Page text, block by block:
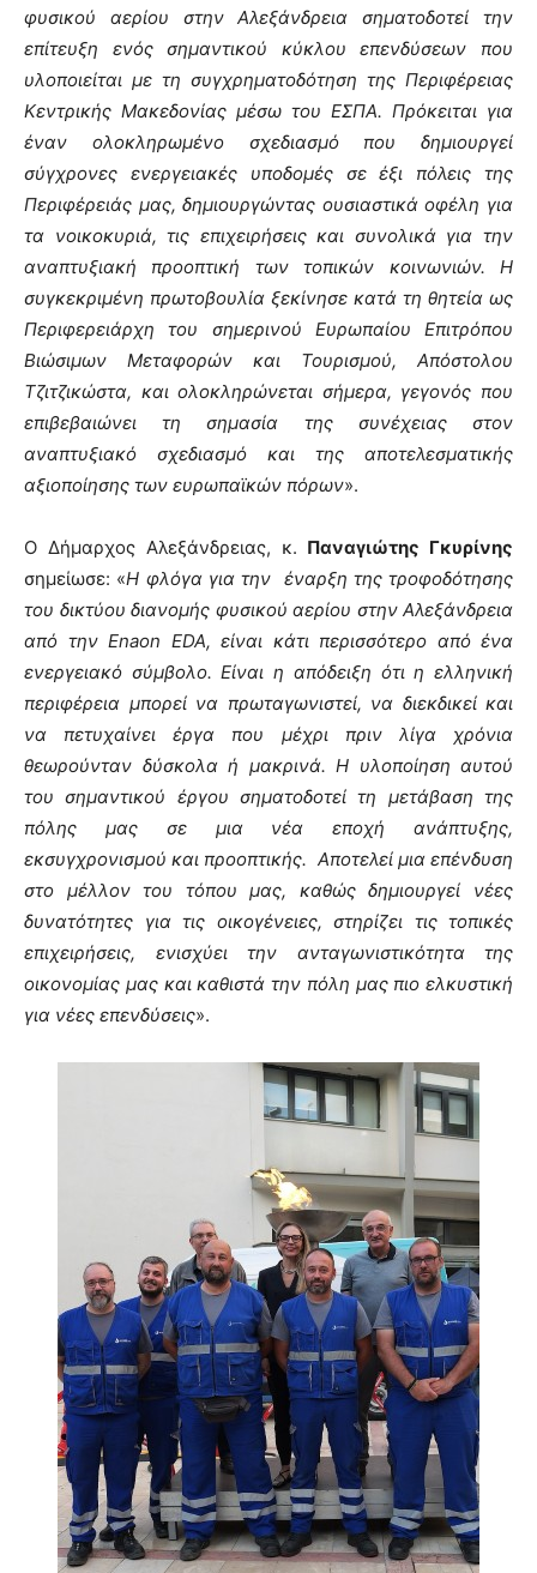
φυσικού αερίου στην Αλεξάνδρεια σηματοδοτεί την
επίτευξη ενός σημαντικού κύκλου επενδύσεων που
υλοποιείται με τη συγχρηματοδότηση της Περιφέρειας
Κεντρικής Μακεδονίας μέσω του ΕΣΠΑ. Πρόκειται για
έναν ολοκληρωμένο σχεδιασμό που δημιουργεί
σύγχρονες ενεργειακές υποδομές σε έξι πόλεις της
Περιφέρειάς μας, δημιουργώντας ουσιαστικά οφέλη για
τα νοικοκυριά, τις επιχειρήσεις και συνολικά για την
αναπτυξιακή προοπτική των τοπικών κοινωνιών. Η
συγκεκριμένη πρωτοβουλία ξεκίνησε κατά τη θητεία ως
Περιφερειάρχη του σημερινού Ευρωπαίου Επιτρόπου
Βιώσιμων Μεταφορών και Τουρισμού, Απόστολου
Τζιτζικώστα, και ολοκληρώνεται σήμερα, γεγονός που
επιβεβαιώνει τη σημασία της συνέχειας στον
αναπτυξιακό σχεδιασμό και της αποτελεσματικής
αξιοποίησης των ευρωπαϊκών πόρων».
Ο Δήμαρχος Αλεξάνδρειας, κ. Παναγιώτης Γκυρίνης
σημείωσε: «Η φλόγα για την έναρξη της τροφοδότησης
του δικτύου διανομής φυσικού αερίου στην Αλεξάνδρεια
από την Enaon EDA, είναι κάτι περισσότερο από ένα
ενεργειακό σύμβολο. Είναι η απόδειξη ότι η ελληνική
περιφέρεια μπορεί να πρωταγωνιστεί, να διεκδικεί και
να πετυχαίνει έργα που μέχρι πριν λίγα χρόνια
θεωρούνταν δύσκολα ή μακρινά. Η υλοποίηση αυτού
του σημαντικού έργου σηματοδοτεί τη μετάβαση της
πόλης μας σε μια νέα εποχή ανάπτυξης,
εκσυγχρονισμού και προοπτικής. Αποτελεί μια επένδυση
στο μέλλον του τόπου μας, καθώς δημιουργεί νέες
δυνατότητες για τις οικογένειες, στηρίζει τις τοπικές
επιχειρήσεις, ενισχύει την ανταγωνιστικότητα της
οικονομίας μας και καθιστά την πόλη μας πιο ελκυστική
για νέες επενδύσεις».